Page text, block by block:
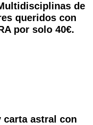
de
queridos con
por solo 40€.
carta astral con